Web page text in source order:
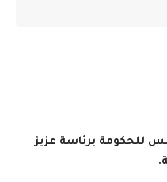
للحكومة برئاسة عزيز